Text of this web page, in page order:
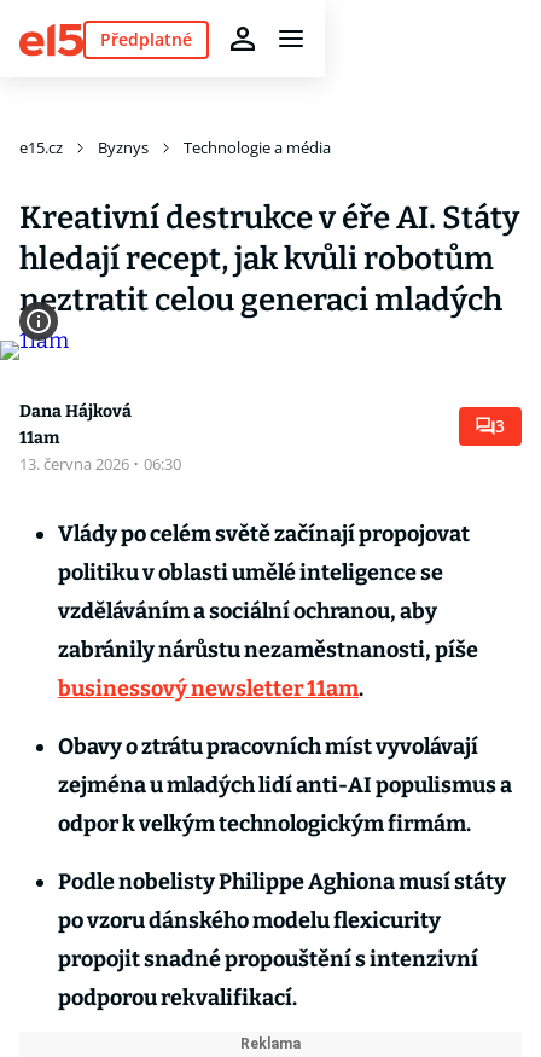
Předplatné
e15.cz Byznys Technologie a média
Kreativní destrukce v éře AI. Státy
hledají recept, jak kvůli robotům
neztratit celou generaci mladých
Dana Hájková
11am
13. června 2026 · 06:30
3
Vlády po celém světě začínají propojovat
politiku v oblasti umělé inteligence se
vzděláváním a sociální ochranou, aby
zabránily nárůstu nezaměstnanosti, píše
businessový newsletter 11am.
Obavy o ztrátu pracovních míst vyvolávají
zejména u mladých lidí anti-AI populismus a
odpor k velkým technologickým firmám.
Podle nobelisty Philippe Aghiona musí státy
po vzoru dánského modelu flexicurity
propojit snadné propouštění s intenzivní
podporou rekvalifikací.